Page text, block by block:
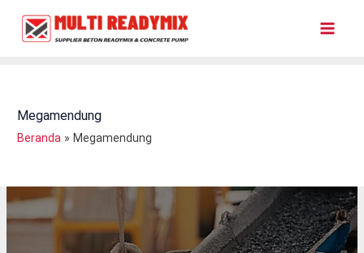
Megamendung
Beranda Megamendung